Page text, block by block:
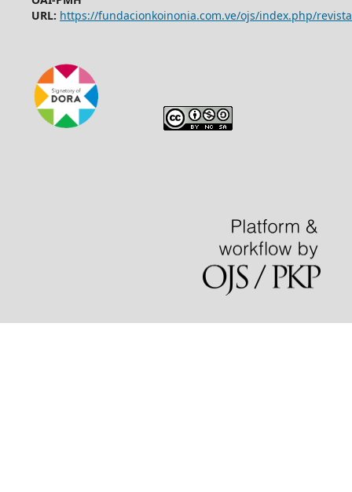
URL: https://fundacionkoinonia.com.ve/ojs/index.php/